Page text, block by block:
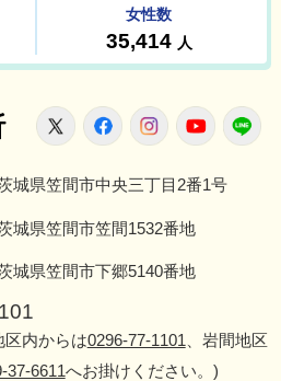
笠間市役所
X FacebookInstagram
城県笠間市中央三丁目2番1号
城県笠間市笠間1532番地
城県笠間市下郷5140番地
区内からは0296-77-1101 、岩間地区
37-6611へお掛けください。)